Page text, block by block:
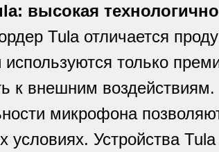
высокая
Tula отличается
используются только
к внешним
микрофона
условиях. Устройства